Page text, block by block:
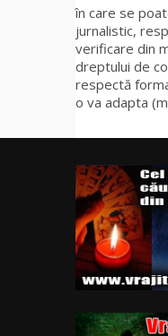
în care se
jurnalistic,
verificare din
dreptului de
respectă
o va adapta